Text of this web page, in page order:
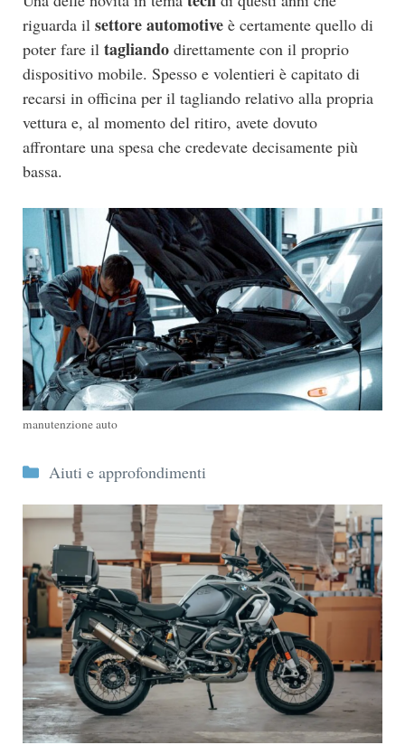
riguarda il settore automotive è certamente quello di
poter fare il tagliando direttamente con il proprio
dispositivo mobile. Spesso e volentieri è capitato di
recarsi in officina per il tagliando relativo alla propria
vettura e, al momento del ritiro, avete dovuto
affrontare una spesa che credevate decisamente più
bassa.
manutenzione auto
Categorie
Aiuti e approfondimenti